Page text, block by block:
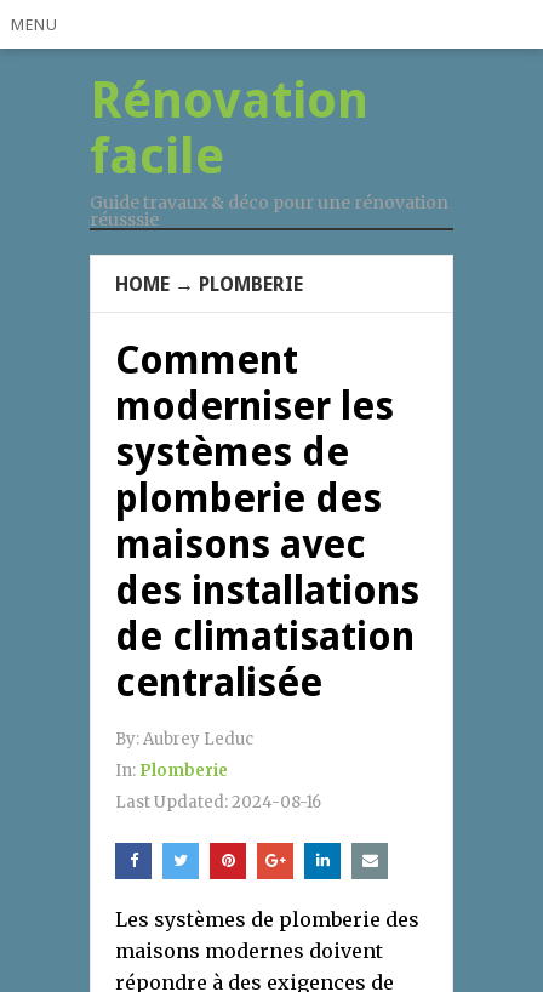
MENU
Rénovation
facile
Guide travaux & déco pour une rénovation
réusssie
HOME → PLOMBERIE
Comment
moderniser les
systèmes de
plomberie des
maisons avec
des installations
de climatisation
centralisée
By:Aubrey Leduc
In: Plomberie
Last Updated:2024-08-16
Les systèmes de plomberie des
maisons modernes doivent
répondre à des exigences de